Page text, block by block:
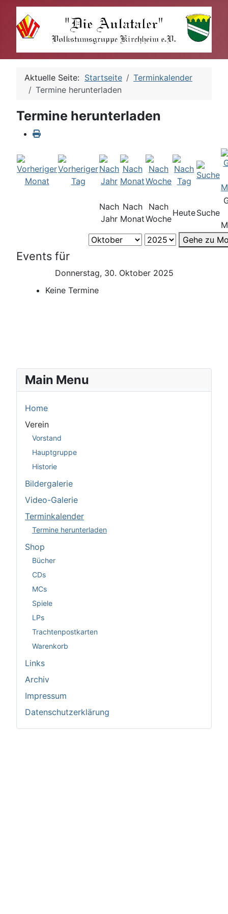
Aktuelle Seite: Startseite
Terminkalender
Termine herunterladen
Termine herunterladen
Nach
Jahr
Nach
Monat
Nach
Woche
HeuteSuche
Gehe zu
Events für
Donnerstag, 30. Oktober 2025
Keine Termine
Main Menu
Home
Verein
Vorstand
Hauptgruppe
Historie
Bildergalerie
Video-Galerie
Terminkalender
Termine herunterladen
Shop
Bücher
CDs
MCs
Spiele
LPs
Trachtenpostkarten
Warenkorb
Links
Archiv
Impressum
Datenschutzerklärung